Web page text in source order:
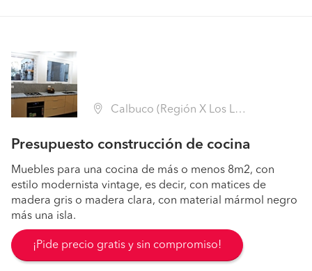
Calbuco (Región X Los Lagos - Llanquihue)
Presupuesto construcción de cocina
Muebles para una cocina de más o menos 8m2, con
estilo modernista vintage, es decir, con matices de
madera gris o madera clara, con material mármol negro
más una isla.
¡Pide precio gratis y sin compromiso!